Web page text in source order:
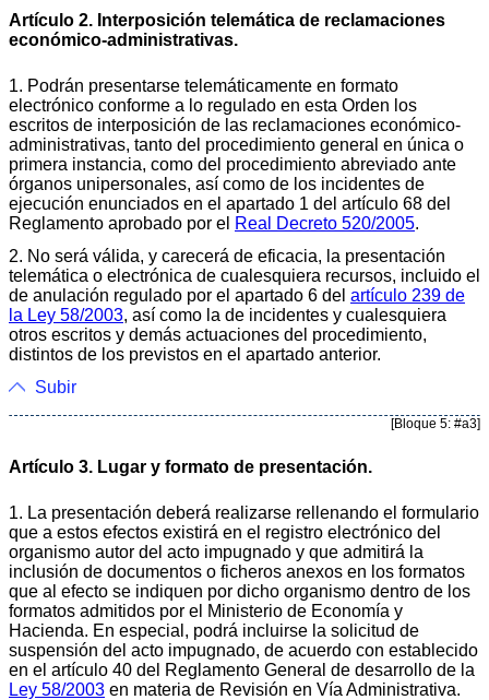
Artículo 2. Interposición telemática de reclamaciones
económico-administrativas.
1. Podrán presentarse telemáticamente en formato
electrónico conforme a lo regulado en esta Orden los
escritos de interposición de las reclamaciones económico-
administrativas, tanto del procedimiento general en única o
primera instancia, como del procedimiento abreviado ante
órganos unipersonales, así como de los incidentes de
ejecución enunciados en el apartado 1 del artículo 68 del
Reglamento aprobado por el Real Decreto 520/2005.
2. No será válida, y carecerá de eficacia, la presentación
telemática o electrónica de cualesquiera recursos, incluido el
de anulación regulado por el apartado 6 del artículo 239 de
la Ley 58/2003, así como la de incidentes y cualesquiera
otros escritos y demás actuaciones del procedimiento,
distintos de los previstos en el apartado anterior.
Subir
[Bloque 5: #a3]
Artículo 3. Lugar y formato de presentación.
1. La presentación deberá realizarse rellenando el formulario
que a estos efectos existirá en el registro electrónico del
organismo autor del acto impugnado y que admitirá la
inclusión de documentos o ficheros anexos en los formatos
que al efecto se indiquen por dicho organismo dentro de los
formatos admitidos por el Ministerio de Economía y
Hacienda. En especial, podrá incluirse la solicitud de
suspensión del acto impugnado, de acuerdo con establecido
en el artículo 40 del Reglamento General de desarrollo de la
Ley 58/2003 en materia de Revisión en Vía Administrativa.